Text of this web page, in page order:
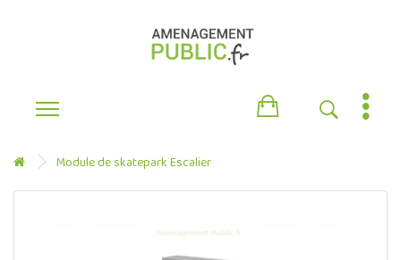
Module de skatepark Escalier